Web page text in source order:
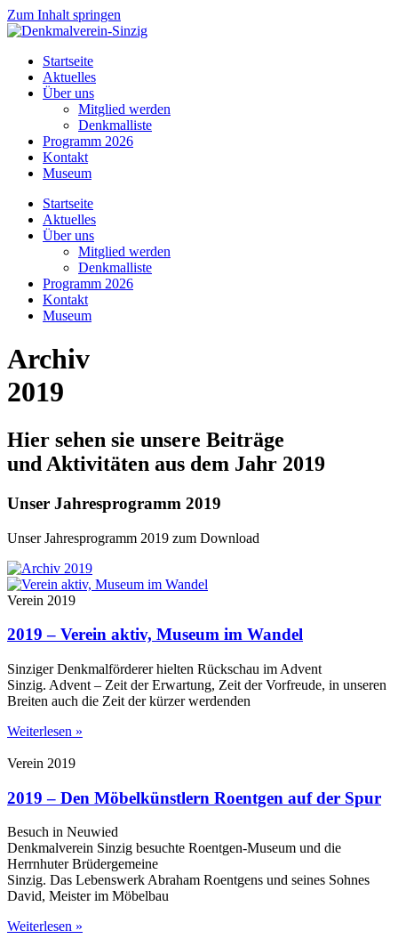
Zum Inhalt springen
Startseite
Aktuelles
Über uns
Mitglied werden
Denkmalliste
Programm 2026
Kontakt
Museum
Startseite
Aktuelles
Über uns
Mitglied werden
Denkmalliste
Programm 2026
Kontakt
Museum
Archiv
2019
Hier sehen sie unsere Beiträge
und Aktivitäten aus dem Jahr 2019
Unser Jahresprogramm 2019
Unser Jahresprogramm 2019 zum Download
Verein 2019
2019 – Verein aktiv, Museum im Wandel
Sinziger Denkmalförderer hielten Rückschau im Advent
Sinzig. Advent – Zeit der Erwartung, Zeit der Vorfreude, in unseren
Breiten auch die Zeit der kürzer werdenden
Weiterlesen »
Verein 2019
2019 – Den Möbelkünstlern Roentgen auf der Spur
Besuch in Neuwied
Denkmalverein Sinzig besuchte Roentgen-Museum und die
Herrnhuter Brüdergemeine
Sinzig. Das Lebenswerk Abraham Roentgens und seines Sohnes
David, Meister im Möbelbau
Weiterlesen »